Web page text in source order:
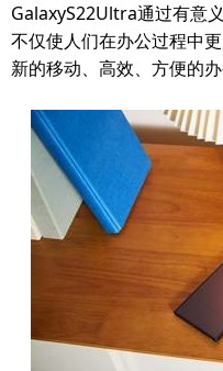
GalaxyS22Ultra通过有意
不仅使人们在办公过程中
新的移动、高效、方便的办